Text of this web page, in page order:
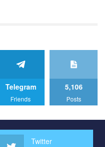
for the development of
help us implement our plan
below the video.
команды "Гей-альянс
организации.
Telegram
Friends
5,106
Posts
Twitter